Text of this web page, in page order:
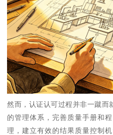
然而，认证认可过程并非一蹴而
的管理体系，完善质量手册和
理，建立有效的结果质量控制